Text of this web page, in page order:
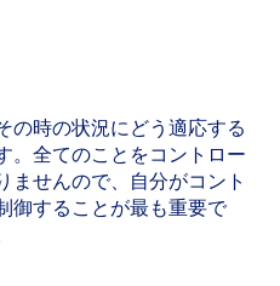
の時の状況にどう適応する
。全てのことをコントロー
ませんので、自分がコント
御することが最も重要で